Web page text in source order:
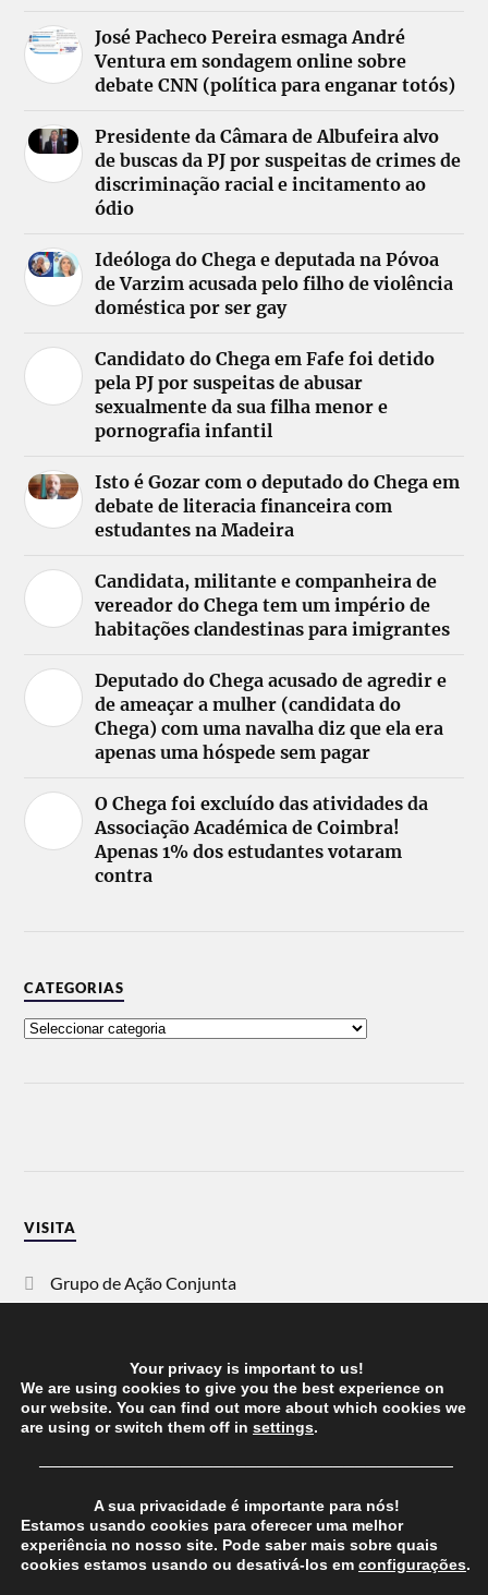
José Pacheco Pereira esmaga André
Ventura em sondagem online sobre
debate CNN (política para enganar totós)
Presidente da Câmara de Albufeira alvo
de buscas da PJ por suspeitas de crimes de
discriminação racial e incitamento ao
ódio
Ideóloga do Chega e deputada na Póvoa
de Varzim acusada pelo filho de violência
doméstica por ser gay
Candidato do Chega em Fafe foi detido
pela PJ por suspeitas de abusar
sexualmente da sua filha menor e
pornografia infantil
Isto é Gozar com o deputado do Chega em
debate de literacia financeira com
estudantes na Madeira
Candidata, militante e companheira de
vereador do Chega tem um império de
habitações clandestinas para imigrantes
Deputado do Chega acusado de agredir e
de ameaçar a mulher (candidata do
Chega) com uma navalha diz que ela era
apenas uma hóspede sem pagar
O Chega foi excluído das atividades da
Associação Académica de Coimbra!
Apenas 1% dos estudantes votaram
contra
CATEGORIAS
VISITA
Grupo de Ação Conjunta
Vida Justa
dezanove
Your privacy is important to us!
We are using cookies to give you the best experience on
our website. You can find out more about which cookies we
are using or switch them off in settings.
──────────────────────────────────────
A sua privacidade é importante para nós!
Estamos usando cookies para oferecer uma melhor
experiência no nosso site. Pode saber mais sobre quais
cookies estamos usando ou desativá-los em configurações.